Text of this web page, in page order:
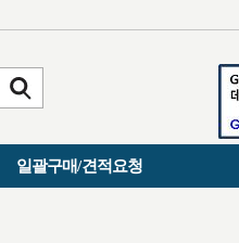
일괄구매/견적요청